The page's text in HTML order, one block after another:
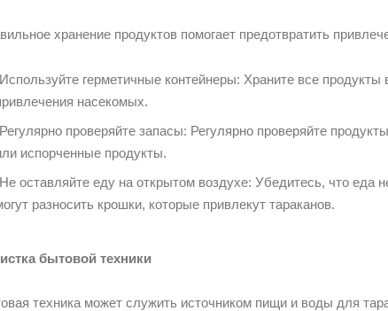
хранение продуктов помогает предотвратить
Используйте герметичные контейнеры: Храните все
насекомых.
Регулярно проверяйте запасы: Регулярно проверяйте
испорченные продукты.
Не оставляйте еду на открытом воздухе: Убедитесь, что
разносить крошки, которые привлекут тараканов.
бытовой техники
техника может служить источником пищи и воды для